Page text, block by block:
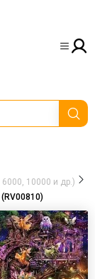
10000 и др.)